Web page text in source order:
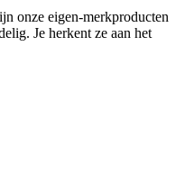
onze eigen-merkproducten
Je herkent ze aan het